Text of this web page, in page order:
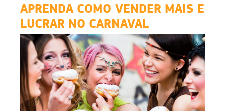
APRENDA COMO VENDER MAIS E
LUCRAR NO CARNAVAL